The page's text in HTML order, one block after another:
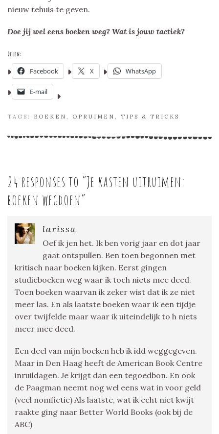
nieuw tehuis te geven.
Doe jij wel eens boeken weg? Wat is jouw tactiek?
Delen:
Facebook X WhatsApp
E-mail
TAGS: BOEKEN , OPRUIMEN , TIPS & TRICKS
24 responses to “Je kasten uitruimen:
boeken wegdoen”
larissa
Oef ik jen het. Ik ben vorig jaar en dot jaar
gaat ontspullen. Ben toen begonnen met
kritisch naar boeken kijken. Eerst gingen
studieboeken weg waar ik toch niets mee deed.
Toen boeken waarvan ik zeker wist dat ik ze niet
meer las. En als laatste boeken waar ik een tijdje
over twijfelde maar waar ik uiteindelijk to h niets
meer mee deed.
Een deel van mijn boeken heb ik idd weggegeven.
Maar in Den Haag heeft de American Book Centre
inruildagen. Je krijgt dan een tegoedbon. En ook
de Paagman neemt nog wel eens wat in voor geld
(veel nomfictie) Als laatste, wat ik echt niet kwijt
raakte ging naar Better World Books (ook bij de
ABC)